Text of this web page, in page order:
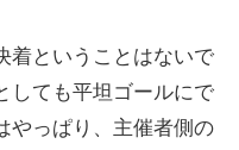
着ということはないで
しても平坦ゴールにで
やっぱり、主催者側の